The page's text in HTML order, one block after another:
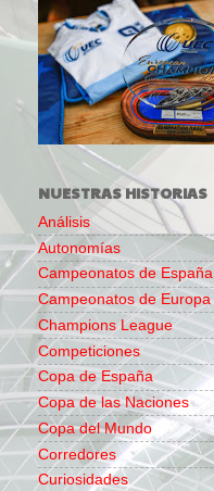
NUESTRAS HISTORIAS
Análisis
Autonomías
Campeonatos de España
Campeonatos de Europa
Champions League
Competiciones
Copa de España
Copa de las Naciones
Copa del Mundo
Corredores
Curiosidades